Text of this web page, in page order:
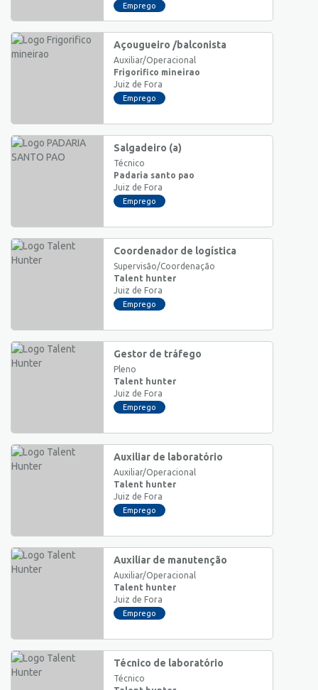
Emprego
Açougueiro /balconista
Auxiliar/Operacional
Frigorifico mineirao
Juiz de Fora
Emprego
Salgadeiro (a)
Técnico
Padaria santo pao
Juiz de Fora
Emprego
Coordenador de logística
Supervisão/Coordenação
Talent hunter
Juiz de Fora
Emprego
Gestor de tráfego
Pleno
Talent hunter
Juiz de Fora
Emprego
Auxiliar de laboratório
Auxiliar/Operacional
Talent hunter
Juiz de Fora
Emprego
Auxiliar de manutenção
Auxiliar/Operacional
Talent hunter
Juiz de Fora
Emprego
Técnico de laboratório
Técnico